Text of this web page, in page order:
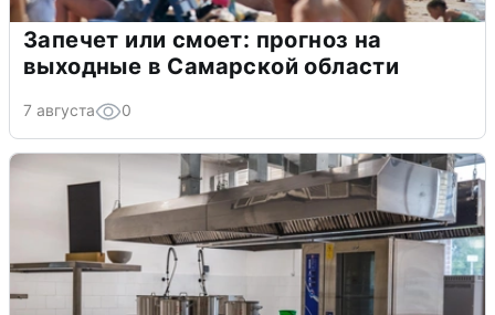
Запечет или смоет: прогноз на
выходные в Самарской области
7 августа 0